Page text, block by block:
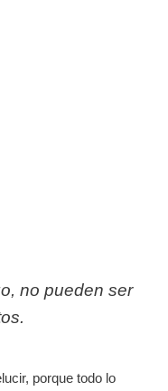
no pueden ser
porque todo lo